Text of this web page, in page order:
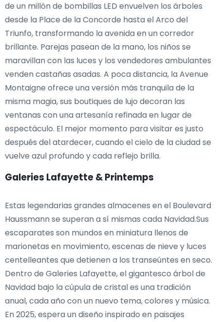
de un millón de bombillas LED envuelven los árboles
desde la Place de la Concorde hasta el Arco del
Triunfo, transformando la avenida en un corredor
brillante. Parejas pasean de la mano, los niños se
maravillan con las luces y los vendedores ambulantes
venden castañas asadas. A poca distancia, la Avenue
Montaigne ofrece una versión más tranquila de la
misma magia, sus boutiques de lujo decoran las
ventanas con una artesanía refinada en lugar de
espectáculo. El mejor momento para visitar es justo
después del atardecer, cuando el cielo de la ciudad se
vuelve azul profundo y cada reflejo brilla.
Galeries Lafayette & Printemps
Estas legendarias grandes almacenes en el Boulevard
Haussmann se superan a sí mismas cada Navidad.Sus
escaparates son mundos en miniatura llenos de
marionetas en movimiento, escenas de nieve y luces
centelleantes que detienen a los transeúntes en seco.
Dentro de Galeries Lafayette, el gigantesco árbol de
Navidad bajo la cúpula de cristal es una tradición
anual, cada año con un nuevo tema, colores y música.
En 2025, espera un diseño inspirado en paisajes